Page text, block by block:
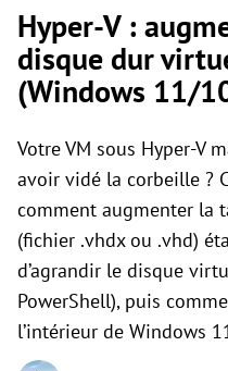
Hyper-V :
disque dur
(Windows 11/
Votre VM sous Hyper-V
avoir vidé la corbeille ?
comment augmenter la
(fichier .vhdx ou .vhd)
d’agrandir le disque
PowerShell), puis
l’intérieur de Windows